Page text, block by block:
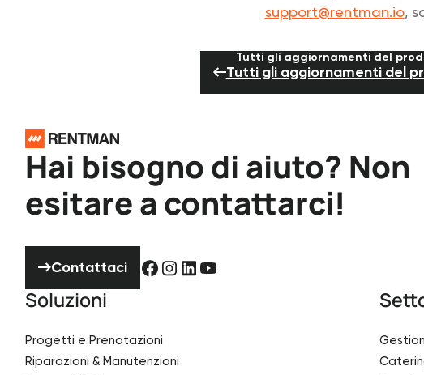
support@rentman.io,
Tutti gli aggiornamenti del
Tutti gli aggiornamenti del
Hai bisogno di aiuto? Non
esitare a contattarci!
Contattaci
Soluzioni
Progetti e Prenotazioni
Riparazioni & Manutenzioni